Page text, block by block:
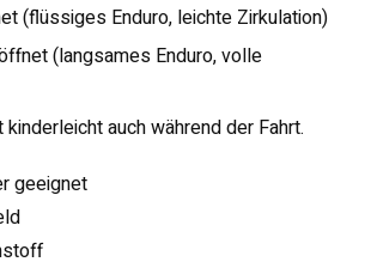
(flüssiges Enduro, leichte Zirkulation)
(langsames Enduro, volle
auch während der Fahrt.
geeignet